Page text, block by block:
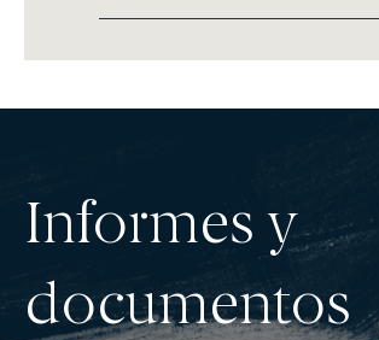
Informes y
documentos